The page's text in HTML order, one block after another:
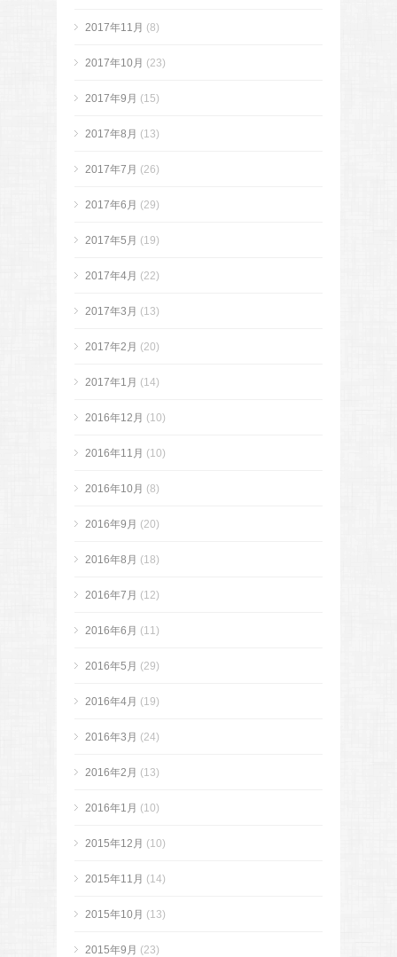
2017年11月 (8)
2017年10月 (23)
2017年9月 (15)
2017年8月 (13)
2017年7月 (26)
2017年6月 (29)
2017年5月 (19)
2017年4月 (22)
2017年3月 (13)
2017年2月 (20)
2017年1月 (14)
2016年12月 (10)
2016年11月 (10)
2016年10月 (8)
2016年9月 (20)
2016年8月 (18)
2016年7月 (12)
2016年6月 (11)
2016年5月 (29)
2016年4月 (19)
2016年3月 (24)
2016年2月 (13)
2016年1月 (10)
2015年12月 (10)
2015年11月 (14)
2015年10月 (13)
2015年9月 (23)